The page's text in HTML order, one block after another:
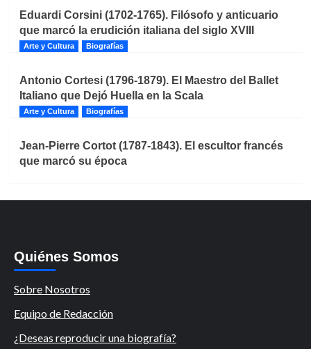
Eduardi Corsini (1702-1765). Filósofo y anticuario
que marcó la erudición italiana del siglo XVIII
Arte y Cultura Biografías
Antonio Cortesi (1796-1879). El Maestro del Ballet
Italiano que Dejó Huella en la Scala
Arte y Cultura Biografías
Jean-Pierre Cortot (1787-1843). El escultor francés
que marcó su época
Quiénes Somos
Sobre Nosotros
Equipo de Redacción
¿Deseas reproducir una biografía?